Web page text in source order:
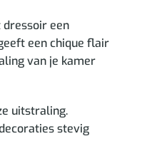
een
een chique flair
van je kamer
uitstraling.
stevig